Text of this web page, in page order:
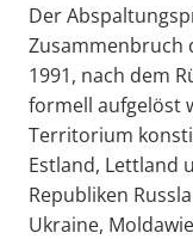
Der
Zusammenbruch
1991, nach dem
formell aufgelöst
Territorium
Estland, Lettland
Republiken
Ukraine,